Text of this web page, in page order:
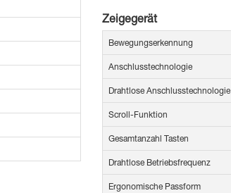
Zeigegerät
Bewegungserkennung
Anschlusstechnologie
Drahtlose Anschlusstechnologie
Scroll-Funktion
Gesamtanzahl Tasten
Drahtlose Betriebsfrequenz
Ergonomische Passform